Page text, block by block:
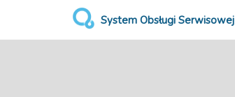
System Obsługi Serwisowej